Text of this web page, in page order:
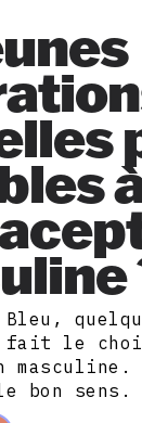
Bleu,
fait le
masculine.
bon sens.